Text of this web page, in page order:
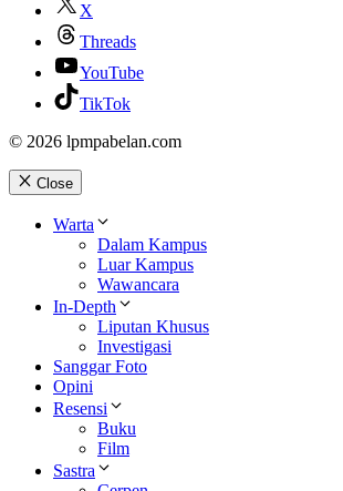
X
Threads
YouTube
TikTok
© 2026 lpmpabelan.com
Close
Warta
Dalam Kampus
Luar Kampus
Wawancara
In-Depth
Liputan Khusus
Investigasi
Sanggar Foto
Opini
Resensi
Buku
Film
Sastra